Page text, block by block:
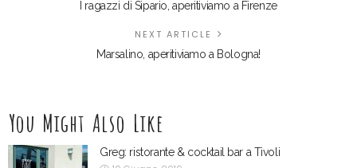
I ragazzi di Sipario, aperitiviamo a Firenze
NEXT ARTICLE
Marsalino, aperitiviamo a Bologna!
You Might Also Like
Greg: ristorante & cocktail bar a Tivoli